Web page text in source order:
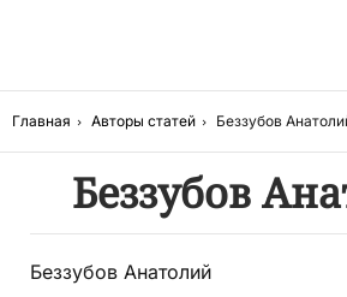
Главная Авторы статей Беззубов
Беззубов
Беззубов Анатолий